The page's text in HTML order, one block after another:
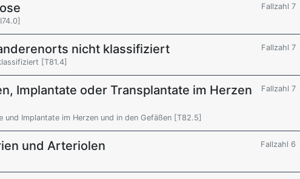
Fallzahl 7
nicht klassifiziert
Fallzahl 7
[T81.4]
Implantate oder Transplantate im Herzen
Fallzahl 7
Implantate im Herzen und in den Gefäßen [T82.5]
und Arteriolen
Fallzahl 6